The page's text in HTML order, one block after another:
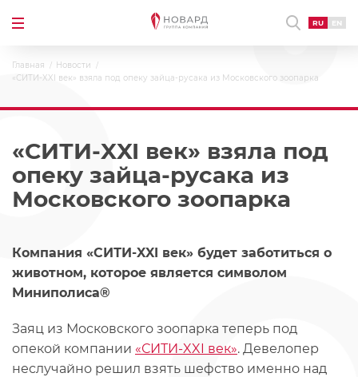
RU EN
Главная
Новости
«СИТИ-XXI век» взяла под опеку зайца-русака из Московского зоопарка
«СИТИ-XXI век» взяла под
опеку зайца-русака из
Московского зоопарка
Компания «СИТИ-XXI век» будет заботиться о
животном, которое является символом
Миниполиса®
Заяц из Московского зоопарка теперь под
опекой компании «СИТИ-XXI век». Девелопер
неслучайно решил взять шефство именно над